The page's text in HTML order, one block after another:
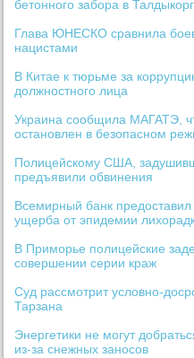
бетонного забора в
Глава ЮНЕСКО сравнила
нацистами
В Китае к тюрьме за
должностного лица
Украина сообщила МАГАТЭ,
остановлен в безопасном
Полицейскому США,
предъявили обвинения
Всемирный банк
ущерба от эпидемии
В Приморье полицейские
совершении серии краж
Суд рассмотрит условно-
Тарзана
Энергетики не могут
из-за снежных заносов